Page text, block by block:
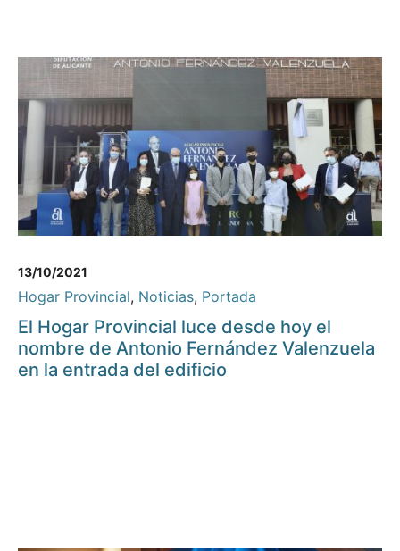
13/10/2021
Hogar Provincial, Noticias, Portada
El Hogar Provincial luce desde hoy el
nombre de Antonio Fernández Valenzuela
en la entrada del edificio